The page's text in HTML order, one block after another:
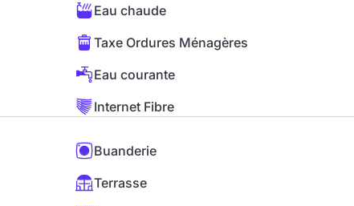
Eau chaude
Taxe Ordures Ménagères
Eau courante
Internet Fibre
Buanderie
Terrasse